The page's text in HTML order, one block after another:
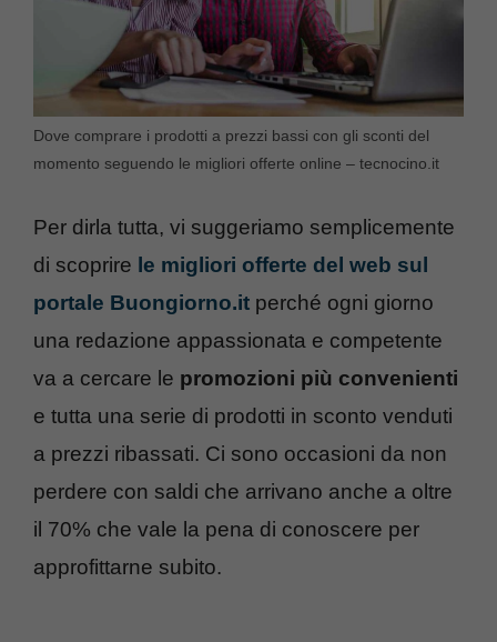
Dove comprare i prodotti a prezzi bassi con gli sconti del
momento seguendo le migliori offerte online – tecnocino.it
Per dirla tutta, vi suggeriamo semplicemente
di scoprire le migliori offerte del web sul
portale Buongiorno.it perché ogni giorno
una redazione appassionata e competente
va a cercare le promozioni più convenienti
e tutta una serie di prodotti in sconto venduti
a prezzi ribassati. Ci sono occasioni da non
perdere con saldi che arrivano anche a oltre
il 70% che vale la pena di conoscere per
approfittarne subito.